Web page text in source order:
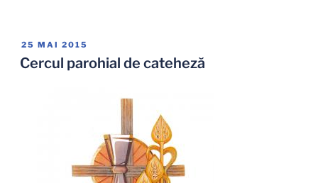
PUBLICAT
PE
25 MAI 2015
Cercul parohial de cateheză